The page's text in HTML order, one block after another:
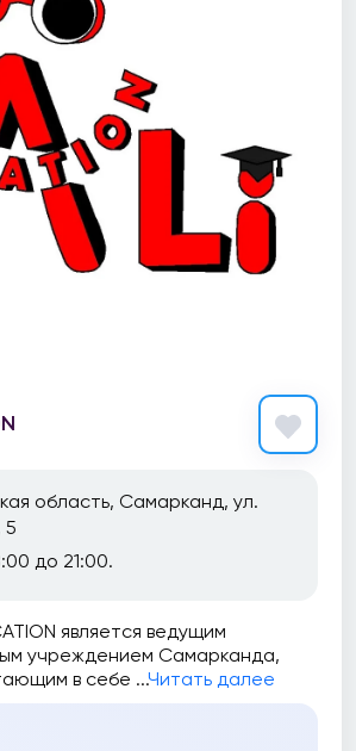
область, Самарканд, ул.
5
до 21:00.
является ведущим
учреждением Самарканда,
в себе ...Читать далее